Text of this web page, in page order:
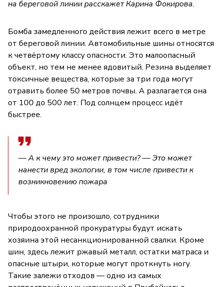
на береговой линии расскажет Карина Фокирова.
Бомба замедленного действия лежит всего в метре
от береговой линии. Автомобильные шины относятся
к четвёртому классу опасности. Это малоопасный
объект, но тем не менее ядовитый. Резина выделяет
токсичные вещества, которые за три года могут
отравить более 50 метров почвы. А разлагается она
от 100 до 500 лет. Под солнцем процесс идёт
быстрее.
— А к чему это может привести? — Это может
нанести вред экологии, в том числе привести к
возникновению пожара
Чтобы этого не произошло, сотрудники
природоохранной прокуратуры будут искать
хозяина этой несанкционированной свалки. Кроме
шин, здесь лежит ржавый металл, остатки матраса и
опасные штыри, которые могут проткнуть ногу.
Такие залежи отходов — одно из самых